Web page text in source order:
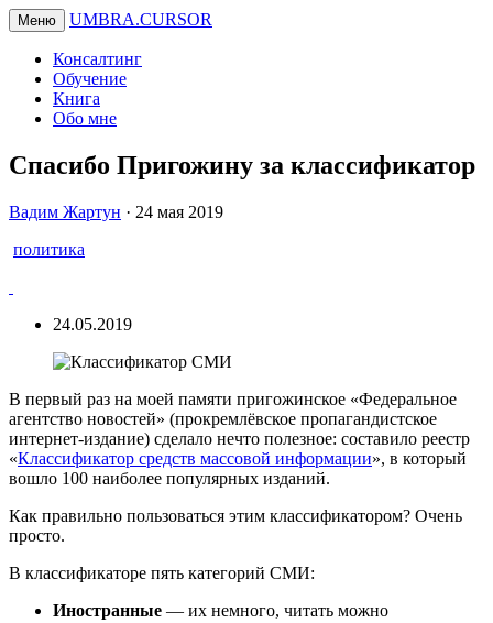
Меню UMBRA.CURSOR
Консалтинг
Обучение
Книга
Обо мне
Спасибо Пригожину за классификатор
Вадим
Вадим Жартун · 24 мая 2019
политика
24.05.2019
В первый раз на моей памяти пригожинское «Федеральное
агентство новостей» (прокремлёвское пропагандистское
интернет-издание) сделало нечто полезное: составило реестр
«Классификатор средств массовой информации», в который
вошло 100 наиболее популярных изданий.
Как правильно пользоваться этим классификатором? Очень
просто.
В классификаторе пять категорий СМИ:
Иностранные — их немного, читать можно